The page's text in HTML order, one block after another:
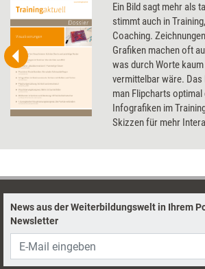
Ein Bild sagt mehr als
stimmt auch in
Coaching.
Grafiken machen oft
was durch Worte
vermittelbar wäre.
man Flipcharts
Infografiken im
Skizzen für mehr
News aus der Weiterbildungswelt in Ihrem
Newsletter